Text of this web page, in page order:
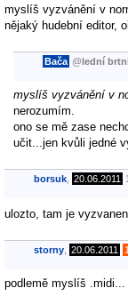
myslíš vyzvánění v
nějaký hudební editor,
Bača @lední
myslíš vyzvánění v
nerozumím.
ono se mě zase
učit...jen kvůli jedné
borsuk 20.06.2011
ulozto, tam je
storny 20.06.2011
podlemě myslíš